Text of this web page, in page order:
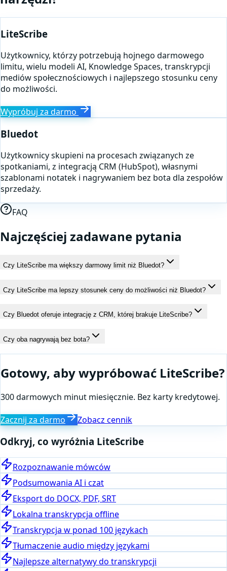
LiteScribe
Użytkownicy, którzy potrzebują hojnego darmowego
limitu, wielu modeli AI, Knowledge Spaces, transkrypcji
mediów społecznościowych i najlepszego stosunku ceny
do możliwości.
Wypróbuj za darmo
Bluedot
Użytkownicy skupieni na procesach związanych ze
spotkaniami, z integracją CRM (HubSpot), własnymi
szablonami notatek i nagrywaniem bez bota dla zespołów
sprzedaży.
FAQ
Najczęściej zadawane pytania
Czy LiteScribe ma większy darmowy limit niż Bluedot?
Czy LiteScribe ma lepszy stosunek ceny do możliwości niż Bluedot?
Czy Bluedot oferuje integrację z CRM, której brakuje LiteScribe?
Czy oba nagrywają bez bota?
Gotowy, aby wypróbować LiteScribe?
300 darmowych minut miesięcznie. Bez karty kredytowej.
Zacznij za darmo Zobacz cennik
Odkryj, co wyróżnia LiteScribe
Rozpoznawanie mówców
Podsumowania AI i czat
Eksport do DOCX, PDF, SRT
Lokalna transkrypcja offline
Transkrypcja w ponad 100 językach
Tłumaczenie audio między językami
Najlepsze alternatywy do transkrypcji